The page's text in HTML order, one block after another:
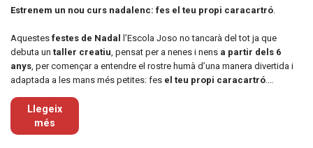
Estrenem un nou curs nadalenc: fes el teu propi caracartró
Aquestes festes de Nadal l’Escola Joso no tancarà del tot ja que
debuta un taller creatiu , pensat per a nenes i nens a partir dels 6
anys , per començar a entendre el rostre humà d’una manera divertida i
adaptada a les mans més petites: fes el teu propi caracartró
Llegeix
més